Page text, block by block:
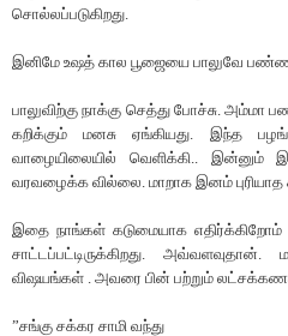
சொல்லப்படுகிறது.
இனிமே உஷத் கால பூஜையை பாலுவே
பாலுவிற்கு நாக்கு செத்து போச்சு. அம்மா
கறிக்கும் மனசு ஏங்கியது. இந்த
வாழையிலையில் வெளிக்கி.. இன்னும்
வரவழைக்க வில்லை. மாறாக இனம் புரியாத
இதை நாங்கள் கடுமையாக எதிர்க்கிறோம்
சாட்டப்பட்டிருக்கிறது. அவ்வளவுதான்.
விஷயங்கள் . அவரை பின் பற்றும்
”சங்கு சக்கர சாமி வந்து